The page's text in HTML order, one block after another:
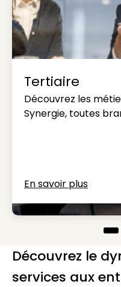
Tertiaire
Découvrez les
Synergie, toutes
En savoir plus
Découvrez le
services aux